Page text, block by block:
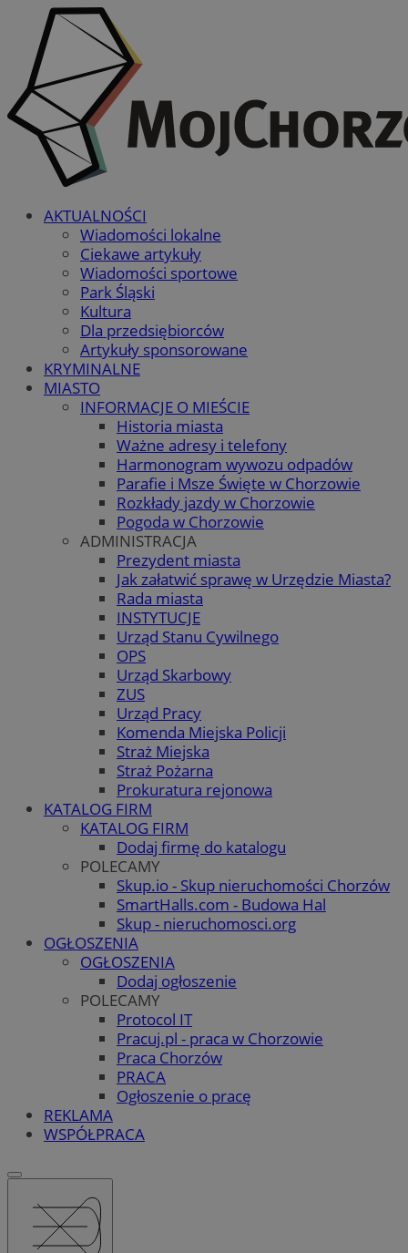
AKTUALNOŚCI
Wiadomości lokalne
Ciekawe artykuły
Wiadomości sportowe
Park Śląski
Kultura
Dla przedsiębiorców
Artykuły sponsorowane
KRYMINALNE
MIASTO
INFORMACJE O MIEŚCIE
Historia miasta
Ważne adresy i telefony
Harmonogram wywozu odpadów
Parafie i Msze Święte w Chorzowie
Rozkłady jazdy w Chorzowie
Pogoda w Chorzowie
ADMINISTRACJA
Prezydent miasta
Jak załatwić sprawę w Urzędzie Miasta?
Rada miasta
INSTYTUCJE
Urząd Stanu Cywilnego
OPS
Urząd Skarbowy
ZUS
Urząd Pracy
Komenda Miejska Policji
Straż Miejska
Straż Pożarna
Prokuratura rejonowa
KATALOG FIRM
KATALOG FIRM
Dodaj firmę do katalogu
POLECAMY
Skup.io - Skup nieruchomości Chorzów
SmartHalls.com - Budowa Hal
Skup - nieruchomosci.org
OGŁOSZENIA
OGŁOSZENIA
Dodaj ogłoszenie
POLECAMY
Protocol IT
Pracuj.pl - praca w Chorzowie
Praca Chorzów
PRACA
Ogłoszenie o pracę
REKLAMA
WSPÓŁPRACA